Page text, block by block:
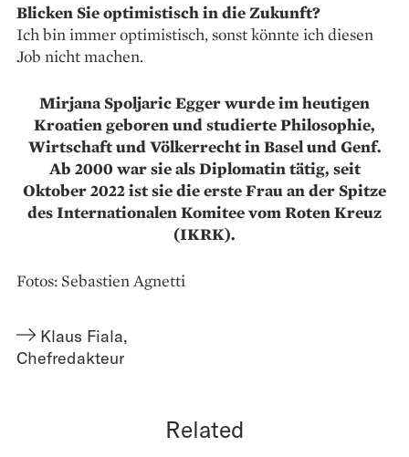
Blicken Sie optimistisch in die Zukunft?
Ich bin immer optimistisch, sonst könnte ich diesen
Job nicht machen.
Mirjana Spoljaric Egger wurde im heutigen
Kroatien geboren und studierte Philosophie,
Wirtschaft und Völkerrecht in Basel und Genf.
Ab 2000 war sie als Diplomatin tätig, seit
Oktober 2022 ist sie die erste Frau an der Spitze
des Internationalen Komitee vom Roten Kreuz
(IKRK).
Fotos: Sebastien Agnetti
Klaus Fiala,
Chefredakteur
Related